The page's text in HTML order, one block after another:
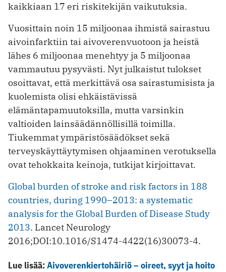
kaikkiaan 17 eri riskitekijän vaikutuksia.
Vuosittain noin 15 miljoonaa ihmistä sairastuu
aivoinfarktiin tai aivoverenvuotoon ja heistä
lähes 6 miljoonaa menehtyy ja 5 miljoonaa
vammautuu pysyvästi. Nyt julkaistut tulokset
osoittavat, että merkittävä osa sairastumisista ja
kuolemista olisi ehkäistävissä
elämäntapamuutoksilla, mutta varsinkin
valtioiden lainsäädännöllisillä toimilla.
Tiukemmat ympäristösäädökset sekä
terveyskäyttäytymisen ohjaaminen verotuksella
ovat tehokkaita keinoja, tutkijat kirjoittavat.
Global burden of stroke and risk factors in 188
countries, during 1990–2013: a systematic
analysis for the Global Burden of Disease Study
2013. Lancet Neurology
2016;DOI:10.1016/S1474-4422(16)30073-4.
Lue lisää:Aivoverenkiertohäiriö – oireet, syyt ja hoito